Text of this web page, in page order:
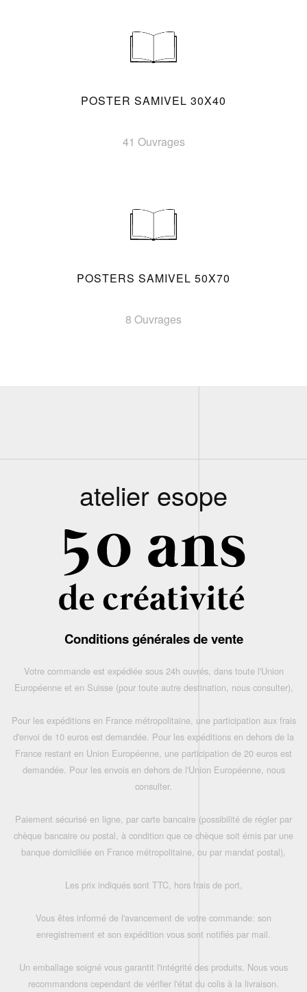
POSTER SAMIVEL 30X40
41 Ouvrages
POSTERS SAMIVEL 50X70
8 Ouvrages
atelier esope
Conditions générales de vente
Votre commande est expédiée sous 24h ouvrés, dans toute l'Union
Européenne et en Suisse (pour toute autre destination, nous consulter),
Pour les expéditions en France métropolitaine, une participation aux frais
d'envoi de 10 euros est demandée. Pour les expéditions en dehors de la
France restant en Union Européenne, une participation de 20 euros est
demandée. Pour les envois en dehors de l'Union Européenne, nous
consulter.
Paiement sécurisé en ligne, par carte bancaire (possibilité de régler par
chèque bancaire ou postal, à condition que ce chèque soit émis par une
banque domiciliée en France métropolitaine, ou par mandat postal),
Les prix indiqués sont TTC, hors frais de port,
Vous êtes informé de l'avancement de votre commande: son
enregistrement et son expédition vous sont notifiés par mail.
Un emballage soigné vous garantit l'intégrité des produits. Nous vous
recommandons cependant de vérifier l'état du colis à la livraison.